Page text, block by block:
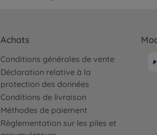
Achats
Conditions générales de vente
Déclaration relative à la
protection des données
Conditions de livraison
Méthodes de paiement
Règlementation sur les piles et